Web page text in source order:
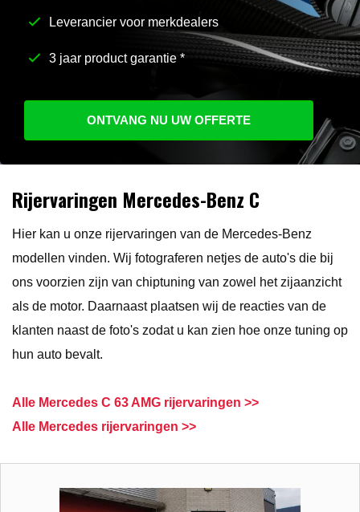
Rijervaringen Mercedes-Benz C
Hier kan u onze rijervaringen van de Mercedes-Benz
modellen vinden. Wij fotograferen netjes de auto's die bij
ons voorzien zijn van chiptuning van zowel het zijaanzicht
als de motor. Daarnaast plaatsen wij de reacties van de
klanten naast de foto's zodat u kan zien hoe onze tuning op
hun auto bevalt.
Alle Mercedes C 63 AMG rijervaringen >>
Alle Mercedes rijervaringen >>
Leverancier voor merkdealers
3 jaar product garantie *
ONTVANG NU UW OFFERTE